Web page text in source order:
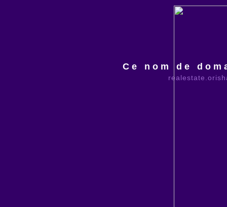
Ce nom de